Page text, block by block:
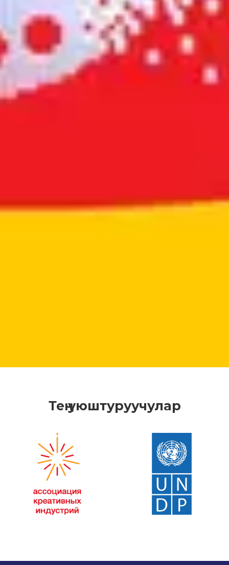
Тең уюштуруучулар